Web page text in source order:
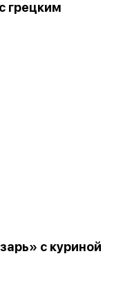
грецким
с куриной